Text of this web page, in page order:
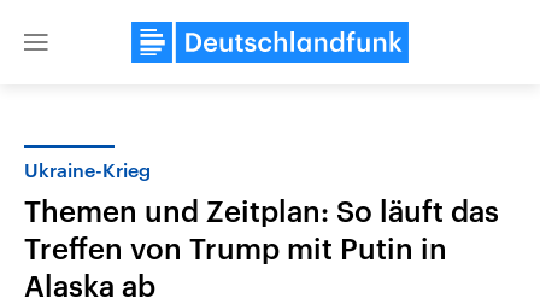
Close
Ukraine-Krieg
Themen und Zeitplan: So läuft das
Treffen von Trump mit Putin in
Alaska ab